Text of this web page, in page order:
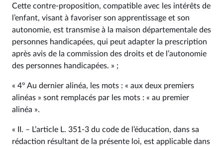
Cette contre-proposition, compatible avec les intérêts de
l’enfant, visant à favoriser son apprentissage et son
autonomie, est transmise à la maison départementale des
personnes handicapées, qui peut adapter la prescription
après avis de la commission des droits et de l’autonomie
des personnes handicapées. » ;
« 4° Au dernier alinéa, les mots : « aux deux premiers
alinéas » sont remplacés par les mots : « au premier
alinéa ».
« II. – L’article L. 351‑3 du code de l’éducation, dans sa
rédaction résultant de la présente loi, est applicable dans